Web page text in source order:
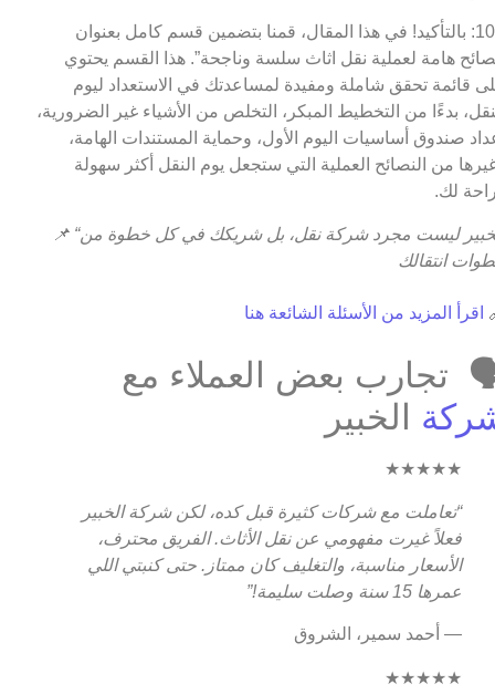
ج10: بالتأكيد! في هذا المقال، قمنا بتضمين قسم كامل بعنوان
هامة لعملية نقل اثاث سلسة وناجحة”. هذا القسم يحتوي
قائمة تحقق شاملة ومفيدة لمساعدتك في الاستعداد ليوم
بدءًا من التخطيط المبكر، التخلص من الأشياء غير الضرورية،
صندوق أساسيات اليوم الأول، وحماية المستندات الهامة،
من النصائح العملية التي ستجعل يوم النقل أكثر سهولة
لك.
📌 “الخبير ليست مجرد شركة نقل، بل شريكك في كل خطوة من
انتقالك
اقرأ المزيد من الأسئلة الشائعة هنا
تجارب بعض العملاء مع
الخبير
★★★★★
“تعاملت مع شركات كثيرة قبل كده، لكن شركة الخبير
فعلاً غيرت مفهومي عن نقل الأثاث. الفريق محترف،
الأسعار مناسبة، والتغليف كان ممتاز. حتى كنبتي اللي
عمرها 15 سنة وصلت سليمة!”
— أحمد سمير، الشروق
★★★★★